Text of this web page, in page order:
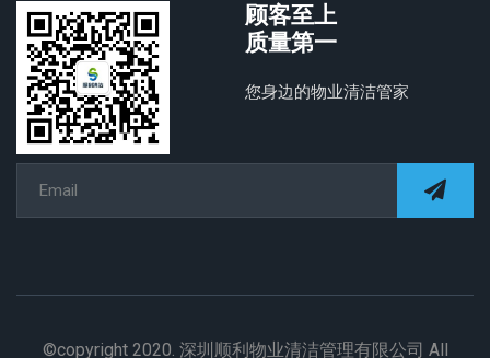
顾客至上
质量第一
您身边的物业清洁管家
©copyright 2020. 深圳顺利物业清洁管理有限公司 All